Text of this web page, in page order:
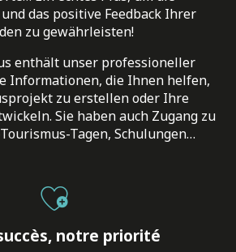
das positive Feedback Ihrer
zu gewährleisten!
enthält unser professioneller
Informationen, die Ihnen helfen,
zu erstellen oder Ihre
Sie haben auch Zugang zu
Tagen, Schulungen…
notre priorité